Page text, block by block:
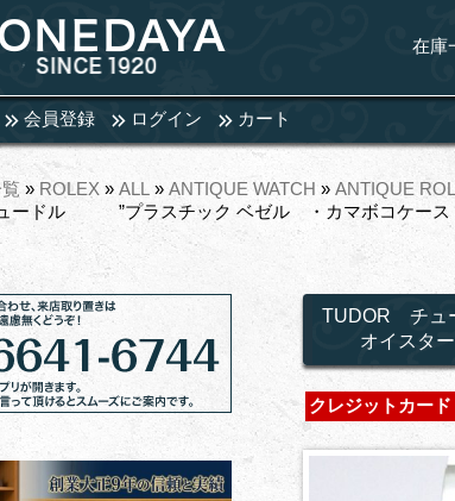
在庫
会員登録 ログイン カート
» ROLEX » ALL » ANTIQUE WATCH » ANTIQUE
ードル ”プラスチック ベゼル ・カマボコ
TUDOR チ
オイスタ
クレジットカード